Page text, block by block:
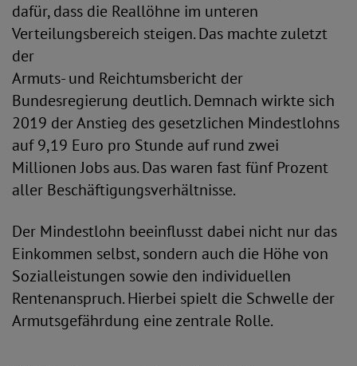
dafür, dass die Reallöhne im unteren
Verteilungsbereich steigen. Das machte zuletzt
der
Armuts- und Reichtumsbericht der
Bundesregierung deutlich. Demnach wirkte sich
2019 der Anstieg des gesetzlichen Mindestlohns
auf 9,19 Euro pro Stunde auf rund zwei
Millionen Jobs aus. Das waren fast fünf Prozent
aller Beschäftigungsverhältnisse.
Der Mindestlohn beeinflusst dabei nicht nur das
Einkommen selbst, sondern auch die Höhe von
Sozialleistungen sowie den individuellen
Rentenanspruch. Hierbei spielt die Schwelle der
Armutsgefährdung eine zentrale Rolle.